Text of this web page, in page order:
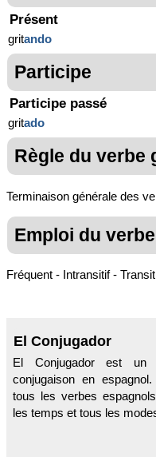
Présent
gritando
Participe
Participe passé
gritado
Règle du verbe
Terminaison générale des
Emploi du
Fréquent - Intransitif -
El Conjugador
El Conjugador est
conjugaison en
tous les verbes
les temps et tous les